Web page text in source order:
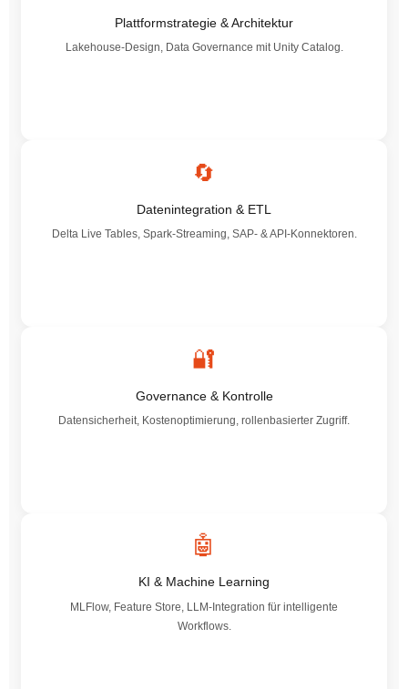
Plattformstrategie & Architektur
Lakehouse-Design, Data Governance mit Unity Catalog.
🔄
Datenintegration & ETL
Delta Live Tables, Spark-Streaming, SAP- & API-Konnektoren.
🔐
Governance & Kontrolle
Datensicherheit, Kostenoptimierung, rollenbasierter Zugriff.
🤖
KI & Machine Learning
MLFlow, Feature Store, LLM-Integration für intelligente
Workflows.